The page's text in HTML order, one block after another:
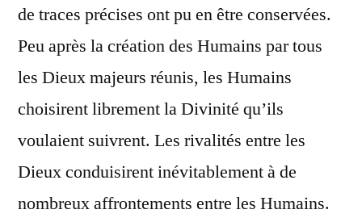
de traces précises ont pu en être conservées.
Peu après la création des Humains par tous
les Dieux majeurs réunis, les Humains
choisirent librement la Divinité qu’ils
voulaient suivrent. Les rivalités entre les
Dieux conduisirent inévitablement à de
nombreux affrontements entre les Humains.